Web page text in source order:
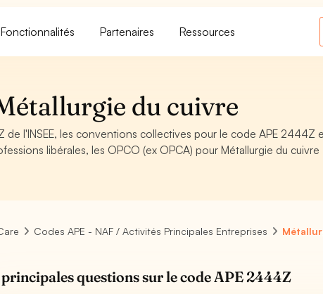
Fonctionnalités Partenaires Ressources
du cuivre
l'INSEE, les conventions collectives pour le code APE 2444Z
libérales, les OPCO (ex OPCA) pour Métallurgie du cuivre
Codes APE - NAF / Activités Principales Entreprises
principales questions sur le code APE 2444Z